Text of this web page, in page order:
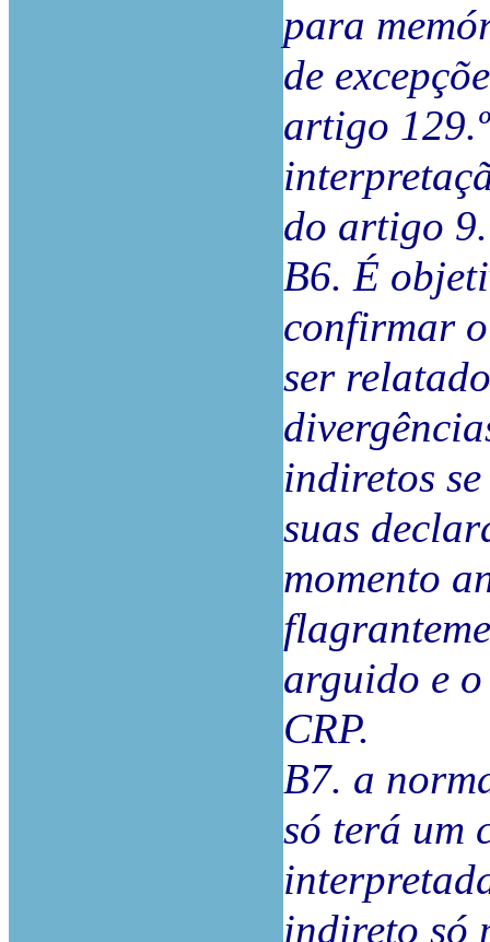
para
de
artigo
do artigo
B6. É
confirmar
ser
indiretos
suas
momento
arguido e
CRP.
B7. a
só terá um
indireto só